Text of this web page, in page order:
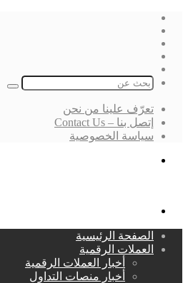
بحث
تعرّف علينا من نحن
إتصل بنا – Contact Us
سياسة الخصوصية
الصفحة الرئيسية
العملات الرقمية
أخبار العملات الرقمية
أخبار منصات التداول